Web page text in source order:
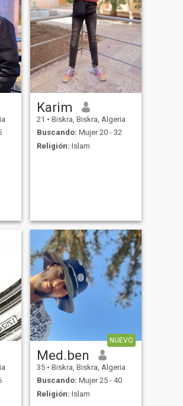
Karim
21 • Biskra, Biskra, Algeria
Buscando: Mujer 20 - 32
Religión: Islam
NUEVO
Med.ben
35 • Biskra, Biskra, Algeria
Buscando: Mujer 25 - 40
Religión: Islam